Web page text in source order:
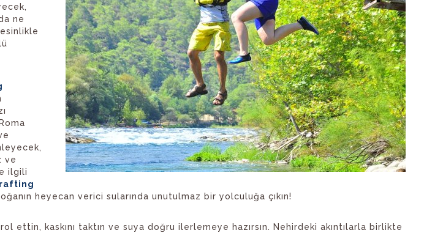
ne
ve
ilgili
rafting
heyecan verici sularında unutulmaz bir yolculuğa çıkın!
ettin, kaskını taktın ve suya doğru ilerlemeye hazırsın. Nehirdeki akıntılarla birlikte